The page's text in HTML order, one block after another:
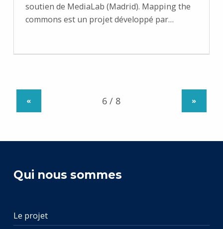
soutien de MediaLab (Madrid). Mapping the
commons est un projet développé par…
« »
Qui nous sommes
Le projet